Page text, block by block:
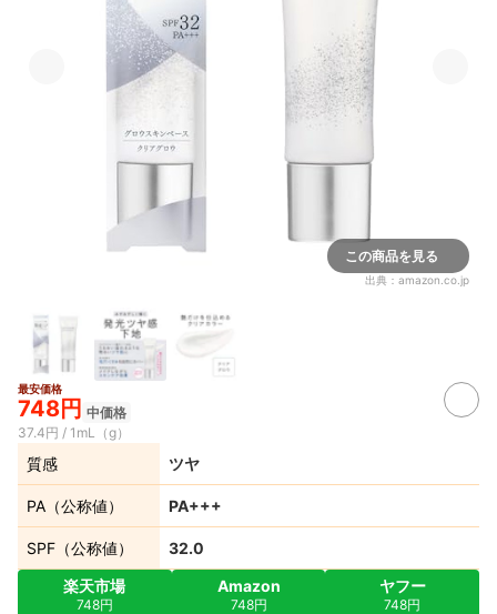
この商品を見る
出典： amazon.co.jp
最安価格
748円 中価格
37.4円 / 1mL（g）
質感 ツヤ
PA（公称値） PA+++
SPF（公称値）
32.0
楽天市場
748円
Amazon
748円
ヤフー
748円